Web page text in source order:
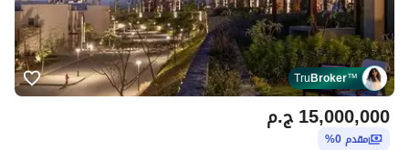
TruBroker™
ج.م15,000,000
مقدم 0%